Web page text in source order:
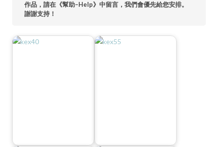
作品，請在《幫助–Help》中留言，我們會優先給您安排。
謝謝支持！